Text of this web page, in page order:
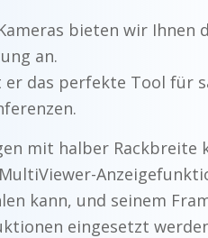
bieten wir Ihnen
an.
das perfekte Tool für
mit halber Rackbreite
kann, und seinem
eingesetzt